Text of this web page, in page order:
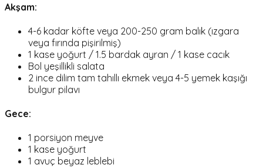
Akşam:
4-6 kadar köfte veya 200-250 gram balık (ızgara
veya fırında pişirilmiş)
1 kase yoğurt / 1.5 bardak ayran / 1 kase cacık
Bol yeşillikli salata
2 ince dilim tam tahıllı ekmek veya 4-5 yemek kaşığı
bulgur pilavı
Gece:
1 porsiyon meyve
1 kase yoğurt
1 avuç beyaz leblebi